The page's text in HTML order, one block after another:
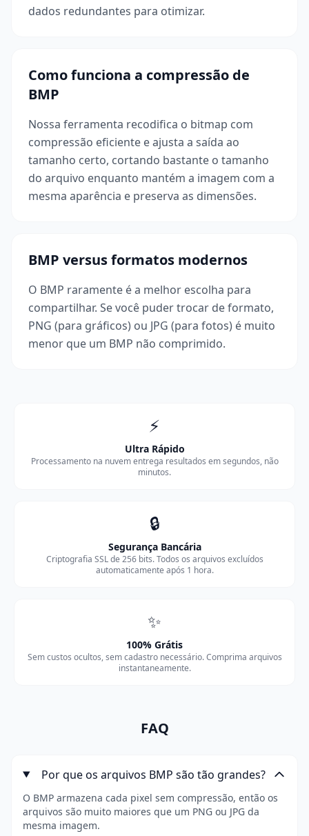
dados redundantes para otimizar.
Como funciona a compressão de
BMP
Nossa ferramenta recodifica o bitmap com
compressão eficiente e ajusta a saída ao
tamanho certo, cortando bastante o tamanho
do arquivo enquanto mantém a imagem com a
mesma aparência e preserva as dimensões.
BMP versus formatos modernos
O BMP raramente é a melhor escolha para
compartilhar. Se você puder trocar de formato,
PNG (para gráficos) ou JPG (para fotos) é muito
menor que um BMP não comprimido.
⚡
Ultra Rápido
Processamento na nuvem entrega resultados em segundos, não
minutos.
🔒
Segurança Bancária
Criptografia SSL de 256 bits. Todos os arquivos excluídos
automaticamente após 1 hora.
✨
100% Grátis
Sem custos ocultos, sem cadastro necessário. Comprima arquivos
instantaneamente.
FAQ
Por que os arquivos BMP são tão grandes?
O BMP armazena cada pixel sem compressão, então os
arquivos são muito maiores que um PNG ou JPG da
mesma imagem.